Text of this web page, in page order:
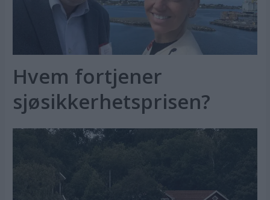
Hvem fortjener
sjøsikkerhetsprisen?